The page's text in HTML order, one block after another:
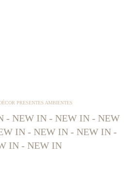
PRESENTES AMBIENTES
- NEW IN - NEW IN - NEW
IN - NEW IN - NEW IN -
IN - NEW IN